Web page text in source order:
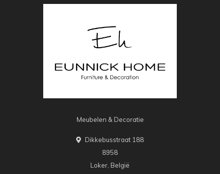
Meubelen & Decoratie
Dikkebusstraat 188
8958
Loker, België